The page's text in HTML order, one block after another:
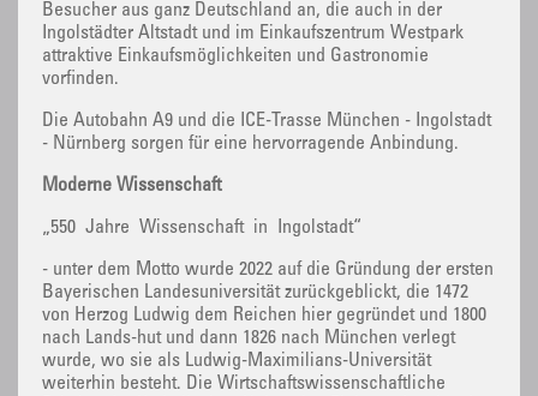
Besucher aus ganz Deutschland an, die auch in der
Ingolstädter Altstadt und im Einkaufszentrum Westpark
attraktive Einkaufsmöglichkeiten und Gastronomie
vorfinden.
Die Autobahn A9 und die ICE-Trasse München - Ingolstadt
- Nürnberg sorgen für eine hervorragende Anbindung.
Moderne Wissenschaft
„550 Jahre Wissenschaft in Ingolstadt“
- unter dem Motto wurde 2022 auf die Gründung der ersten
Bayerischen Landesuniversität zurückgeblickt, die 1472
von Herzog Ludwig dem Reichen hier gegründet und 1800
nach Lands-hut und dann 1826 nach München verlegt
wurde, wo sie als Ludwig-Maximilians-Universität
weiterhin besteht. Die Wirtschaftswissenschaftliche